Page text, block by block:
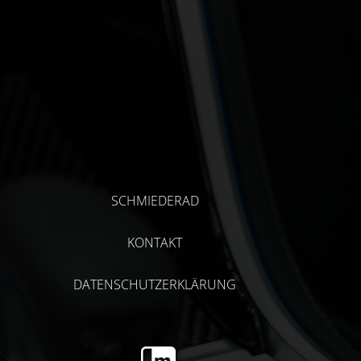
SCHMIEDERAD
KONTAKT
DATENSCHUTZERKLÄRUNG